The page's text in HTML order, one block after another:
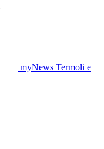
myNews Termoli e